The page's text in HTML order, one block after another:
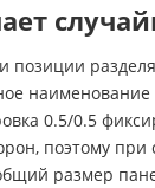
позиции
наименование
0.5/0.5
поэтому
размер